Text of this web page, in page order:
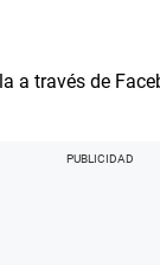
a través de